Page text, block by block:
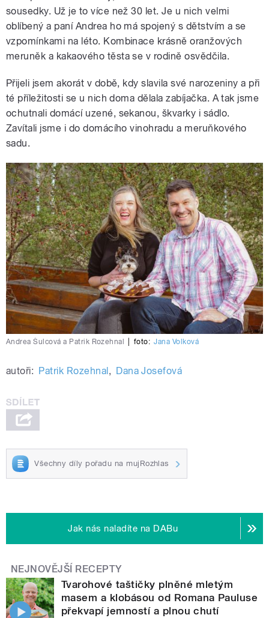
sousedky. Už je to více než 30 let. Je u nich velmi
oblíbený a paní Andrea ho má spojený s dětstvím a se
vzpomínkami na léto. Kombinace krásně oranžových
meruněk a kakaového těsta se v rodině osvědčila.
Přijeli jsem akorát v době, kdy slavila své narozeniny a při
té příležitosti se u nich doma dělala zabíjačka. A tak jsme
ochutnali domácí uzené, sekanou, škvarky i sádlo.
Zavítali jsme i do domácího vinohradu a meruňkového
sadu.
Andrea Šulcová a Patrik Rozehnal foto: Jana Volková
autoři: Patrik Rozehnal , Dana Josefová
Všechny díly pořadu na mujRozhlas
Jak nás naladíte na DABu
NEJNOVĚJŠÍ RECEPTY
Tvarohové taštičky plněné mletým
masem a klobásou od Romana Pauluse
překvapí jemností a plnou chutí